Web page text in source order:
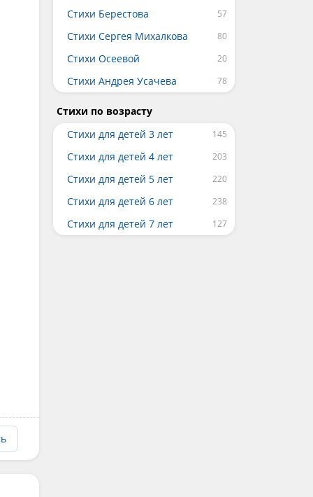
Стихи Берестова
Стихи Сергея Михалкова
Стихи Осеевой
Стихи Андрея Усачева
Стихи по возрасту
Стихи для детей 3 лет
Стихи для детей 4 лет
Стихи для детей 5 лет
Стихи для детей 6 лет
Стихи для детей 7 лет